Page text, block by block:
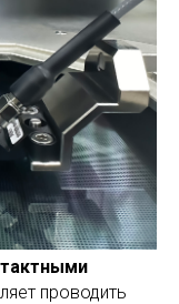
проводить